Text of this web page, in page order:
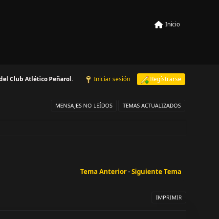
Inicio
Club Atlético Peñarol. Iniciar sesión Regístrarse
MENSAJES NO LEÍDOS TEMAS ACTUALIZADOS
Tema Anterior-Siguiente Tema
IMPRIMIR